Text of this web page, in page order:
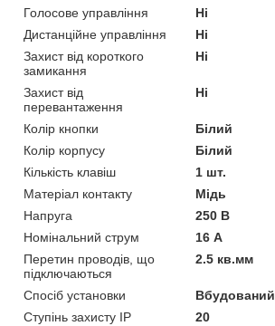
Голосове управління
Ні
Дистанційне управління
Ні
Захист від короткого
замикання
Ні
Захист від
перевантаження
Ні
Колір кнопки
Білий
Колір корпусу
Білий
Кількість клавіш
1 шт.
Матеріал контакту
Мідь
Напруга
250 В
Номінальний струм
16 А
Перетин проводів, що
підключаються
2.5 кв.мм
Спосіб установки
Вбудований
Ступінь захисту IP
20